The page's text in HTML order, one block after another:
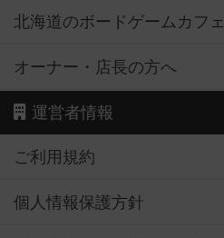
北海道のボードゲームカフェ
オーナー・店長の方へ
運営者情報
ご利用規約
個人情報保護方針